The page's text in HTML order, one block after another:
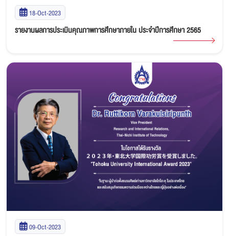
18-Oct-2023
รายงานผลการประเมินคุณภาพการศึกษาภายใน ประจำปีการศึกษา 2565
09-Oct-2023